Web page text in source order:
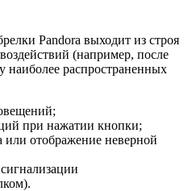
Pandora выходит из строя
(например, после
наиболее распространенных
при нажатии кнопки;
или отображение неверной